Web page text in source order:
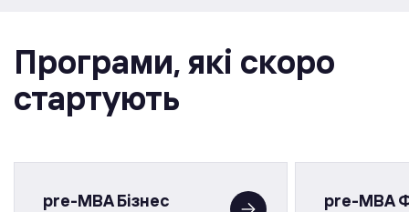
Програми, якi скоро
стартують
pre-MBA Бізнес pre-MBA